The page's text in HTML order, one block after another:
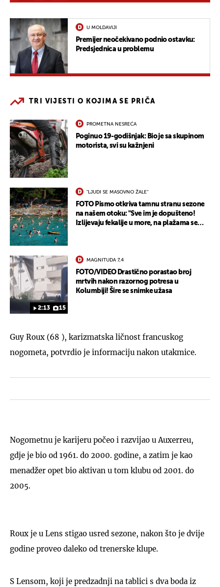
U MOLDAVIJI
Premijer neočekivano podnio ostavku:
Predsjednica u problemu
TRI VIJESTI O KOJIMA SE PRIČA
PROMETNA NESREĆA
Poginuo 19-godišnjak: Bio je sa skupinom
motorista, svi su kažnjeni
"LJUDI SE MASOVNO ŽALE"
FOTO Pismo otkriva tamnu stranu sezone
na našem otoku: "Sve im je dopušteno!
Izlijevaju fekalije u more, na plažama se
2:13 15
MAGNITUDA 7,4
FOTO/VIDEO Drastično porastao broj
mrtvih nakon razornog potresa u
Kolumbiji! Šire se snimke užasa
Guy Roux (68 ), karizmatska ličnost francuskog
nogometa, potvrdio je informaciju nakon utakmice.
Nogometnu je karijeru počeo i razvijao u Auxerreu,
gdje je bio od 1961. do 2000. godine, a zatim je kao
menadžer opet bio aktivan u tom klubu od 2001. do
2005.
Roux je u Lens stigao usred sezone, nakon što je dvije
godine proveo daleko od trenerske klupe.
S Lensom, koji je predzadnji na tablici s dva boda iz